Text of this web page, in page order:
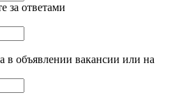
за ответами
в объявлении вакансии или на